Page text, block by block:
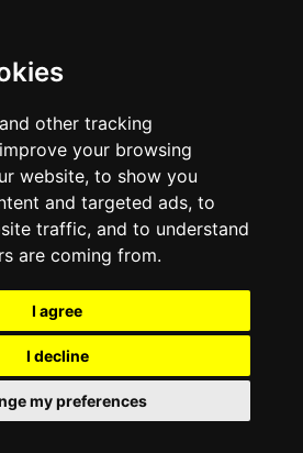
other tracking
your browsing
website, to show you
and targeted ads, to
traffic, and to understand
are coming from.
I agree
I decline
my preferences